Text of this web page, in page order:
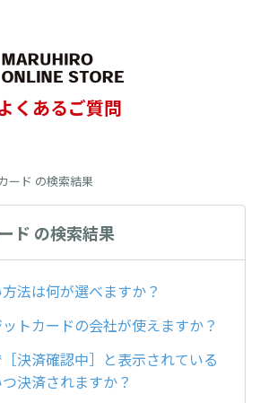
くあるご質問
ード の検索結果
ド の検索結果
法は何が選べますか？
トカードの会社が使えますか？
決済確認中］と表示されている
決済されますか？